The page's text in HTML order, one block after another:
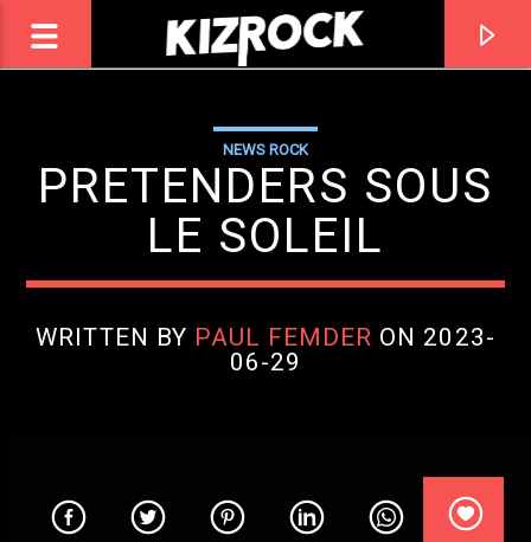
ROCK
KIZROCK
TITRE / ARTISTE
NEWS ROCK
PRETENDERS SOUS
LE SOLEIL
WRITTEN BY PAUL FEMDER ON 2023-
06-29